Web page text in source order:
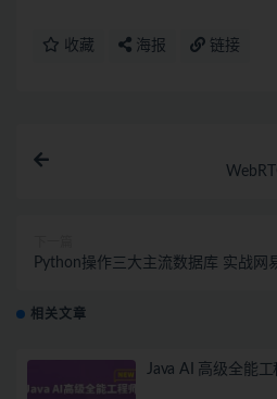
收藏 海报 链接
Python操作三大主流数据库 实战网
相关文章
Java AI 高级全能